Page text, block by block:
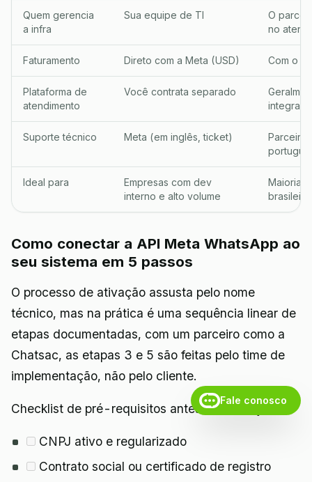
Quem gerencia
a infra
Sua equipe de TI
O
no
Faturamento Direto com a Meta (USD) Com o
Plataforma de
atendimento
Você contrata separado
integrada
Suporte técnico Meta (em inglês, ticket)
Parceiro
Ideal para
Empresas com dev
interno e alto volume
Maioria
Como conectar a API Meta WhatsApp ao
seu sistema em 5 passos
O processo de ativação assusta pelo nome
técnico, mas na prática é uma sequência linear de
etapas documentadas, com um parceiro como a
Chatsac, as etapas 3 e 5 são feitas pelo time de
implementação, não pelo cliente.
Checklist de pré-requisitos antes de começar
CNPJ ativo e regularizado
Contrato social ou certificado de registro
Fale conosco